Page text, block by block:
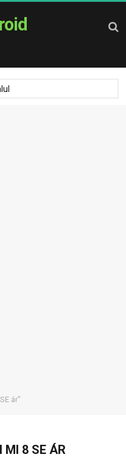
ár"
MI 8 SE ÁR